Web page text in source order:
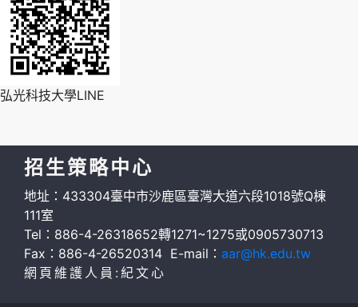
弘光科技大學LINE
招生策略中心
地址：433304臺中市沙鹿區臺灣大道六段1018號Q棟
111室
Tel：886-4-26318652轉1271~1275或0905730713
Fax：886-4-26520314 E-mail： aar@hk.edu.tw
網頁維護人員:紀文心